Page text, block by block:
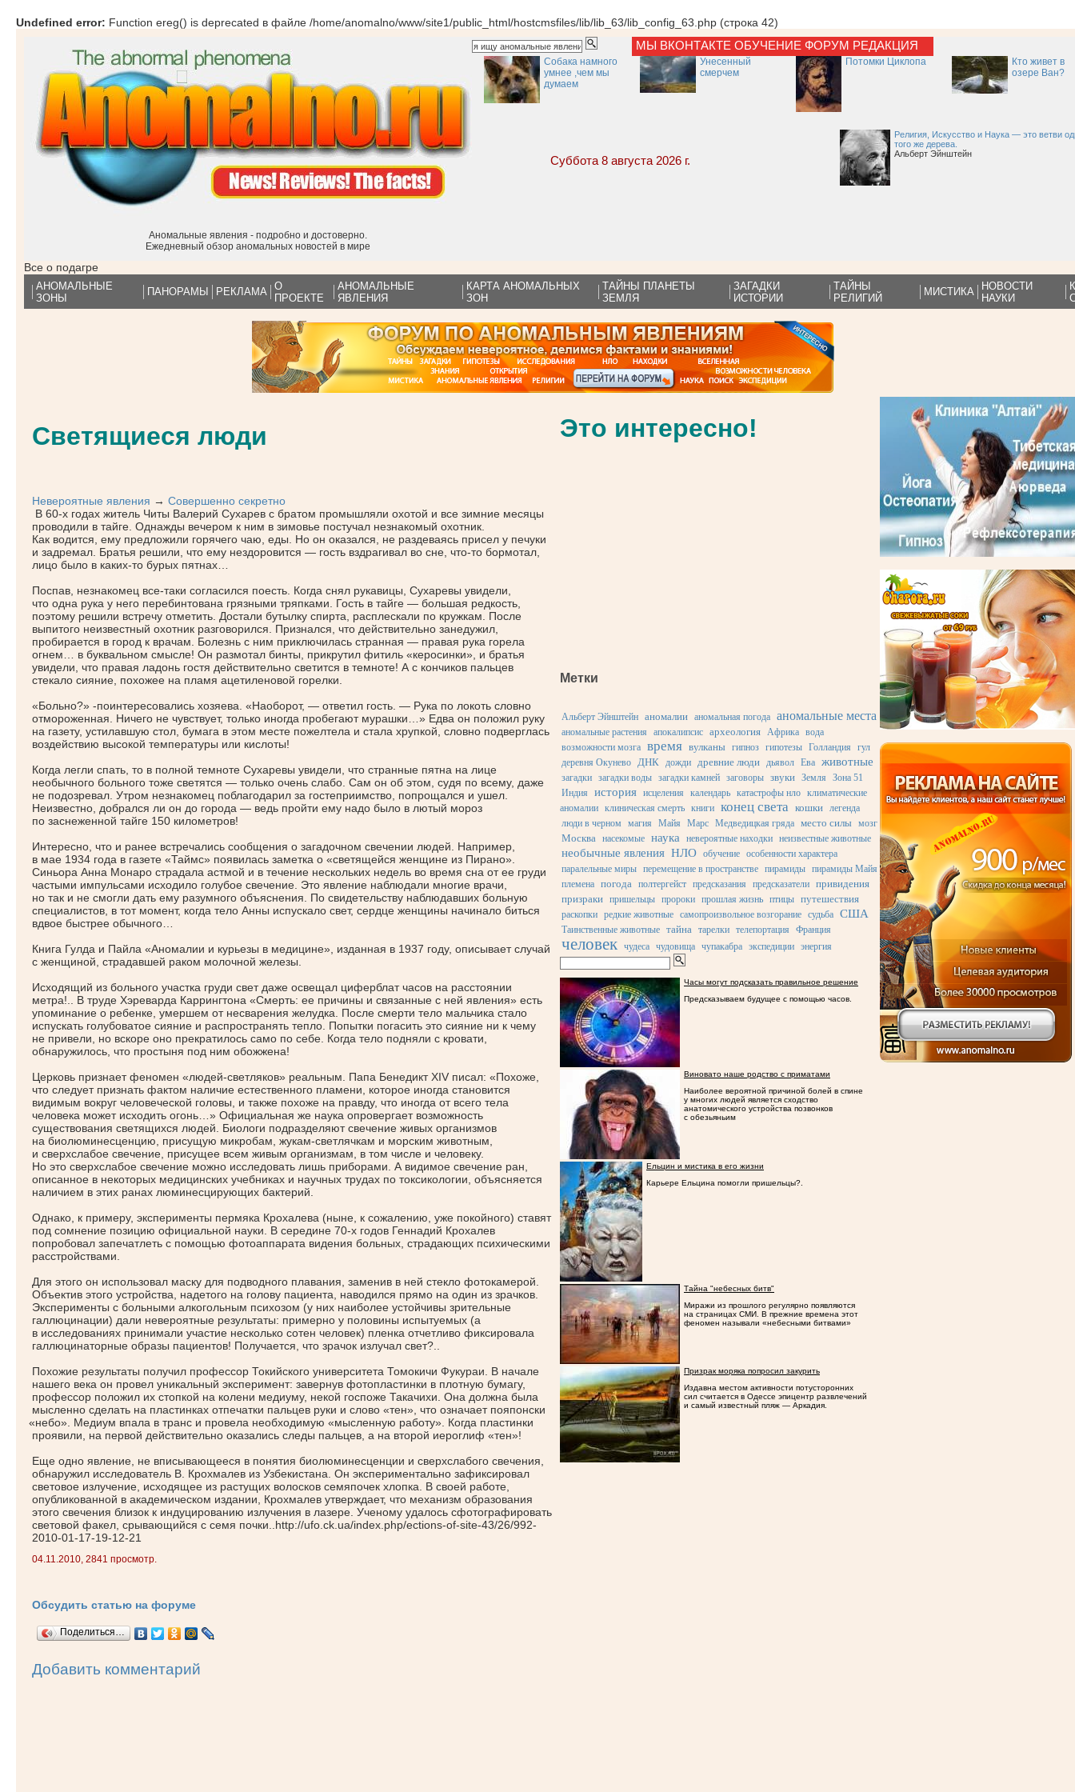
Undefined error: Function ereg() is deprecated в файле /home/anomalno/www/site1/public_html/hostcmsfiles/lib/lib_63/lib_config_63.php (строка 42)
Аномальные явления - подробно и достоверно.
Ежедневный обзор аномальных новостей в мире
МЫ ВКОНТАКТЕ ОБУЧЕНИЕ ФОРУМ РЕДАКЦИЯ
Собака намного
умнее ,чем мы
думаем
Унесенный
смерчем
Потомки Циклопа
Кто живет в
озере Ван?
Суббота 8 августа 2026 г.
Религия, Искусство и Наука — это ветви
того же дерева.
Альберт Эйнштейн
Все о подагре
АНОМАЛЬНЫЕ
ЗОНЫ
ПАНОРАМЫ РЕКЛАМА О
ПРОЕКТЕ
АНОМАЛЬНЫЕ
ЯВЛЕНИЯ
КАРТА АНОМАЛЬНЫХ
ЗОН
ТАЙНЫ ПЛАНЕТЫ
ЗЕМЛЯ
ЗАГАДКИ
ИСТОРИИ
ТАЙНЫ
РЕЛИГИЙ
МИСТИКА
НОВОСТИ
НАУКИ
Светящиеся люди
Невероятные явления → Совершенно секретно
В 60-х годах житель Читы Валерий Сухарев с братом промышляли охотой и все зимние месяцы
проводили в тайге. Однажды вечером к ним в зимовье постучал незнакомый охотник.
Как водится, ему предложили горячего чаю, еды. Но он оказался, не раздеваясь присел у печуки
и задремал. Братья решили, что ему нездоровится — гость вздрагивал во сне, что-то бормотал,
лицо было в каких-то бурых пятнах…
Поспав, незнакомец все-таки согласился поесть. Когда снял рукавицы, Сухаревы увидели,
что одна рука у него перебинтована грязными тряпками. Гость в тайге — большая редкость,
поэтому решили встречу отметить. Достали бутылку спирта, расплескали по кружкам. После
выпитого неизвестный охотник разговорился. Признался, что действительно занедужил,
пробирается в город к врачам. Болезнь с ним приключилась странная — правая рука горела
огнем… в буквальном смысле! Он размотал бинты, прикрутил фитиль «керосинки», и братья
увидели, что правая ладонь гостя действительно светится в темноте! А с кончиков пальцев
стекало сияние, похожее на пламя ацетиленовой горелки.
«Больно?» -поинтересовались хозяева. «Наоборот, — ответил гость. — Рука по локоть словно
отмороженная. Ничего не чувствует, только иногда пробегают мурашки…» Едва он положил руку
на газету, устилавшую стол, бумага в этом месте пожелтела и стала хрупкой, словно подверглась
воздействию высокой температуры или кислоты!
Когда легли спать, то в полной темноте Сухаревы увидели, что странные пятна на лице
необычного больного тоже светятся — только очень слабо. Сам он об этом, судя по всему, даже
не подозревал. Утром незнакомец поблагодарил за гостеприимство, попрощался и ушел.
Неизвестно, добрался ли он до города — ведь пройти ему надо было в лютый мороз
по заснеженной тайге 150 километров!
Интересно, что и ранее встречались сообщения о загадочном свечении людей. Например,
в мае 1934 года в газете «Таймс» появилась заметка о «светящейся женщине из Пирано».
Синьора Анна Монаро страдала астмой и в течение нескольких недель во время сна от ее груди
частыми импульсами исходило голубое свечение. Это явление наблюдали многие врачи,
но так и не смогли дать ему разумного объяснения. По свидетельству наблюдавших больную
специалистов, в тот момент, когда тело Анны испускало свет, сердце женщины начинало биться
вдвое быстрее обычного…
Книга Гулда и Пайла «Аномалии и курьезы в медицине», изданная в 1937 году, описывает случай
с женщиной, страдавшей раком молочной железы.
Исходящий из больного участка груди свет даже освещал циферблат часов на расстоянии
метра!.. В труде Хэреварда Каррингтона «Смерть: ее причины и связанные с ней явления» есть
упоминание о ребенке, умершем от несварения желудка. После смерти тело мальчика стало
испускать голубоватое сияние и распространять тепло. Попытки погасить это сияние ни к чему
не привели, но вскоре оно прекратилось само по себе. Когда тело подняли с кровати,
обнаружилось, что простыня под ним обожжена!
Церковь признает феномен «людей-светляков» реальным. Папа Бенедикт XIV писал: «Похоже
что следует признать фактом наличие естественного пламени, которое иногда становится
видимым вокруг человеческой головы, и также похоже на правду, что иногда от всего тела
человека может исходить огонь…» Официальная же наука опровергает возможность
существования светящихся людей. Биологи подразделяют свечение живых организмов
на биолюминесценцию, присущую микробам, жукам-светлячкам и морским животным,
и сверхслабое свечение, присущее всем живым организмам, в том числе и человеку.
Но это сверхслабое свечение можно исследовать лишь приборами. А видимое свечение ран,
описанное в некоторых медицинских учебниках и научных трудах по токсикологии, объясняется
наличием в этих ранах люминесцирующих бактерий.
Однако, к примеру, эксперименты пермяка Крохалева (ныне , к сожалению, уже покойного) ставят
под сомнение позицию официальной науки. В середине 70-х годов Геннадий Крохалев
попробовал запечатлеть с помощью фотоаппарата видения больных, страдающих психическими
расстройствами.
Для этого он использовал маску для подводного плавания, заменив в ней стекло фотокамерой.
Объектив этого устройства, надетого на голову пациента, наводился прямо на один из зрачков.
Эксперименты с больными алкогольным психозом (у них наиболее устойчивы зрительные
галлюцинации) дали невероятные результаты: примерно у половины испытуемых (а
в исследованиях принимали участие несколько сотен человек) пленка отчетливо фиксировала
галлюцинаторные образы пациентов! Получается, что зрачок излучал свет?..
Похожие результаты получил профессор Токийского университета Томокичи Фукураи. В начале
нашего века он провел уникальный эксперимент: завернув фотопластинки в плотную бумагу,
профессор положил их стопкой на колени медиуму, некой госпоже Такачихи. Она должна была
мысленно сделать на пластинках отпечатки пальцев руки и слово «тен», что означает пояпонски
«небо». Медиум впала в транс и провела необходимую «мысленную работу». Когда пластинки
проявили, на первой действительно оказались следы пальцев, а на второй иероглиф «тен»!
Еще одно явление, не вписывающееся в понятия биолюминесценции и сверхслабого свечения,
обнаружил исследователь В. Крохмалев из Узбекистана. Он экспериментально зафиксировал
световое излучение, исходящее из растущих волосков семяпочек хлопка. В своей работе,
опубликованной в академическом издании, Крохмалев утверждает, что механизм образования
этого свечения близок к индуцированию излучения в лазере. Ученому удалось сфотографировать
световой факел, срывающийся с семя почки..http://ufo.ck.ua/index.php/ections-of-site-43/26/992-
2010-01-17-19-12-21
04.11.2010, 2841 просмотр.
Обсудить статью на форуме
Поделиться…
Добавить комментарий
Это интересно!
Метки
Альберт Эйнштейн аномалии аномальная погода аномальные места
аномальные растения апокалипсис археология Африка вода
возможности мозга время вулканы гипноз гипотезы Голландия
гул
деревня Окунево ДНК дожди древние люди дьявол Ева животные
загадки загадки воды загадки камней заговоры звуки Земля
Зона 51
Индия
история исцеления календарь катастрофы нло климатические
аномалии клиническая смерть книги конец света кошки легенда
люди в черном
магия Майя Марс Медведицкая гряда место силы мозг
Москва насекомые наука невероятные находки неизвестные животные
необычные явления НЛО обучение особенности характера
паралельные миры перемещение в пространстве пирамиды пирамиды Майя
племена погода полтергейст предсказания предсказатели привидения
призраки пришельцы пророки прошлая жизнь птицы путешествия
раскопки редкие животные самопроизвольное возгорание судьба США
Таинственные животные тайна тарелки телепортация Франция
человек чудеса чудовища чупакабра экспедиции энергия
Часы могут подсказать правильное решение
Предсказываем будущее с помощью часов.
Виновато наше родство с приматами
Наиболее вероятной причиной болей в спине
у многих людей является сходство
анатомического устройства позвонков
с обезьяньим
Ельцин и мистика в его жизни
Карьере Ельцина помогли пришельцы?.
Тайна "небесных битв"
Миражи из прошлого регулярно появляются
на страницах СМИ. В прежние времена этот
феномен называли «небесными битвами»
Призрак моряка попросил закурить
Издавна местом активности потусторонних
сил считается в Одессе эпицентр развлечений
и самый известный пляж — Аркадия.